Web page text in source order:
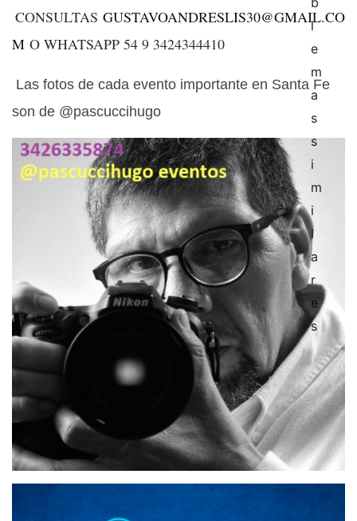
CONSULTAS GUSTAVOANDRESLIS30@GMAIL.CO
M O WHATSAPP 54 9 3424344410
Las fotos de cada evento importante en Santa Fe
son de @pascuccihugo